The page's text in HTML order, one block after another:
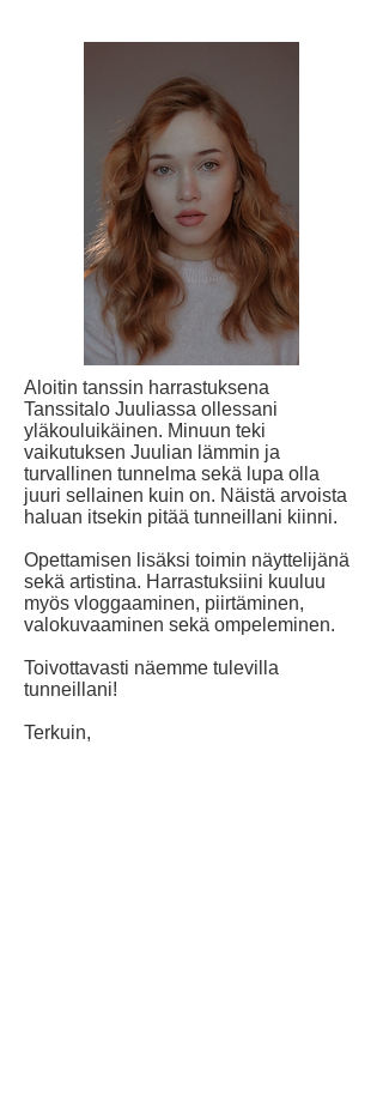
Aloitin tanssin harrastuksena
Tanssitalo Juuliassa ollessani
yläkouluikäinen. Minuun teki
vaikutuksen Juulian lämmin ja
turvallinen tunnelma sekä lupa olla
juuri sellainen kuin on. Näistä arvoista
haluan itsekin pitää tunneillani kiinni.
Opettamisen lisäksi toimin näyttelijänä
sekä artistina. Harrastuksiini kuuluu
myös vloggaaminen, piirtäminen,
valokuvaaminen sekä ompeleminen.
Toivottavasti näemme tulevilla
tunneillani!
Terkuin,